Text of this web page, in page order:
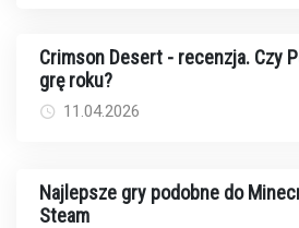
Crimson Desert - recenzja. Czy
grę roku?
11.04.2026
Najlepsze gry podobne do
Steam